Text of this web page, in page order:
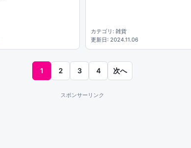
カテゴリ: 雑貨
更新日: 2024.11.06
1 2 3 4 次へ
スポンサーリンク